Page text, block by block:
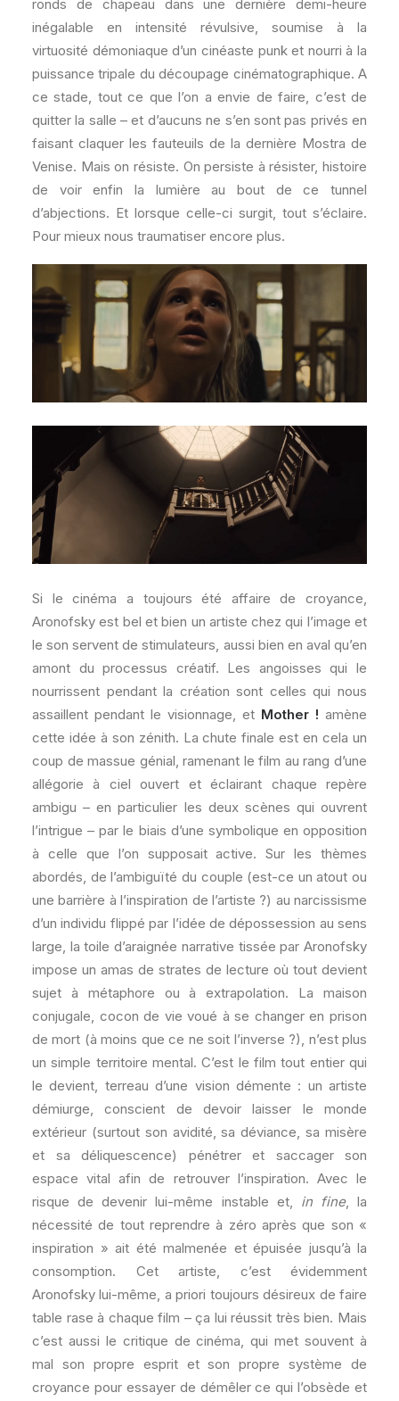
ronds de chapeau dans une dernière demi-heure
inégalable en intensité révulsive, soumise à la
virtuosité démoniaque d’un cinéaste punk et nourri à la
puissance tripale du découpage cinématographique. A
ce stade, tout ce que l’on a envie de faire, c’est de
quitter la salle – et d’aucuns ne s’en sont pas privés en
faisant claquer les fauteuils de la dernière Mostra de
Venise. Mais on résiste. On persiste à résister, histoire
de voir enfin la lumière au bout de ce tunnel
d’abjections. Et lorsque celle-ci surgit, tout s’éclaire.
Pour mieux nous traumatiser encore plus.
Si le cinéma a toujours été affaire de croyance,
Aronofsky est bel et bien un artiste chez qui l’image et
le son servent de stimulateurs, aussi bien en aval qu’en
amont du processus créatif. Les angoisses qui le
nourrissent pendant la création sont celles qui nous
assaillent pendant le visionnage, et Mother ! amène
cette idée à son zénith. La chute finale est en cela un
coup de massue génial, ramenant le film au rang d’une
allégorie à ciel ouvert et éclairant chaque repère
ambigu – en particulier les deux scènes qui ouvrent
l’intrigue – par le biais d’une symbolique en opposition
à celle que l’on supposait active. Sur les thèmes
abordés, de l’ambiguïté du couple (est-ce un atout ou
une barrière à l’inspiration de l’artiste ?) au narcissisme
d’un individu flippé par l’idée de dépossession au sens
large, la toile d’araignée narrative tissée par Aronofsky
impose un amas de strates de lecture où tout devient
sujet à métaphore ou à extrapolation. La maison
conjugale, cocon de vie voué à se changer en prison
de mort (à moins que ce ne soit l’inverse ?), n’est plus
un simple territoire mental. C’est le film tout entier qui
le devient, terreau d’une vision démente : un artiste
démiurge, conscient de devoir laisser le monde
extérieur (surtout son avidité, sa déviance, sa misère
et sa déliquescence) pénétrer et saccager son
espace vital afin de retrouver l’inspiration. Avec le
risque de devenir lui-même instable et, in fine, la
nécessité de tout reprendre à zéro après que son «
inspiration » ait été malmenée et épuisée jusqu’à la
consomption. Cet artiste, c’est évidemment
Aronofsky lui-même, a priori toujours désireux de faire
table rase à chaque film – ça lui réussit très bien. Mais
c’est aussi le critique de cinéma, qui met souvent à
mal son propre esprit et son propre système de
croyance pour essayer de démêler ce qui l’obsède et